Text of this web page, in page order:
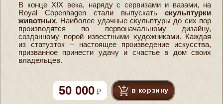
В конце XIX века, наряду с сервизами и вазами, на
Royal Copenhagen стали выпускать скульптурки
животных. Наиболее удачные скульптуры до сих пор
производятся по первоначальному дизайну,
созданному порой известными художниками. Каждая
из статуэток – настоящее произведение искусства,
призванное принести удачу и счастье в дом своих
владельцев.
50 000 в корзину